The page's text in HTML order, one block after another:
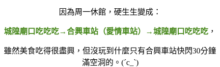
因為周一休館，硬生生變成：
城隍廟口吃吃吃→合興車站（愛情車站）→城隍廟口吃吃吃 ，
雖然美食吃得很盡興，但沒玩到什麼只有合興車站快閃30分鐘
滿空洞的。(´c_`)